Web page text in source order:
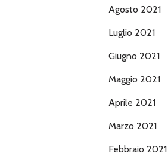
Agosto 2021
Luglio 2021
Giugno 2021
Maggio 2021
Aprile 2021
Marzo 2021
Febbraio 2021